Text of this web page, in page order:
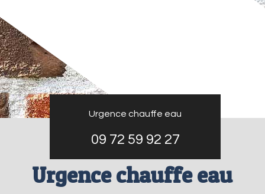
Urgence chauffe eau
09 72 59 92 27
Urgence chauffe eau